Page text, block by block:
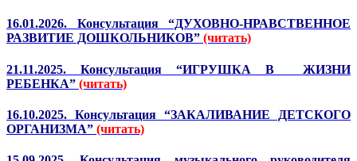
16.01.2026. Консультация “ДУХОВНО-НРАВСТВЕННОЕ
РАЗВИТИЕ ДОШКОЛЬНИКОВ” (читать)
21.11.2025. Консультация “ИГРУШКА В ЖИЗНИ
РЕБЕНКА” (читать)
16.10.2025. Консультация “ЗАКАЛИВАНИЕ ДЕТСКОГО
ОРГАНИЗМА” (читать)